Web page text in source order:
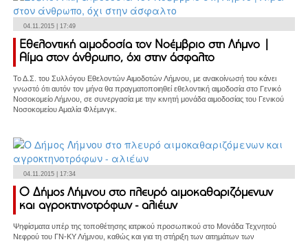
04.11.2015 | 17:49
Εθελοντική αιμοδοσία τον Νοέμβριο στη Λήμνο |
Αίμα στον άνθρωπο, όχι στην άσφαλτο
Το Δ.Σ. του Συλλόγου Εθελοντών Αιμοδοτών Λήμνου, με ανακοίνωσή του κάνει
γνωστό ότι αυτόν τον μήνα θα πραγματοποιηθεί εθελοντική αιμοδοσία στο Γενικό
Νοσοκομείο Λήμνου, σε συνεργασία με την κινητή μονάδα αιμοδοσίας του Γενικού
Νοσοκομείου Αμαλία Φλέμινγκ.
04.11.2015 | 17:34
Ο Δήμος Λήμνου στο πλευρό αιμοκαθαριζόμενων
και αγροκτηνοτρόφων - αλιέων
Ψηφίσματα υπέρ της τοποθέτησης ιατρικού προσωπικού στο Μονάδα Τεχνητού
Νεφρού του ΓΝ-ΚΥ Λήμνου, καθώς και για τη στήριξη των αιτημάτων των